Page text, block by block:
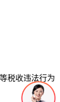
税收违法行为